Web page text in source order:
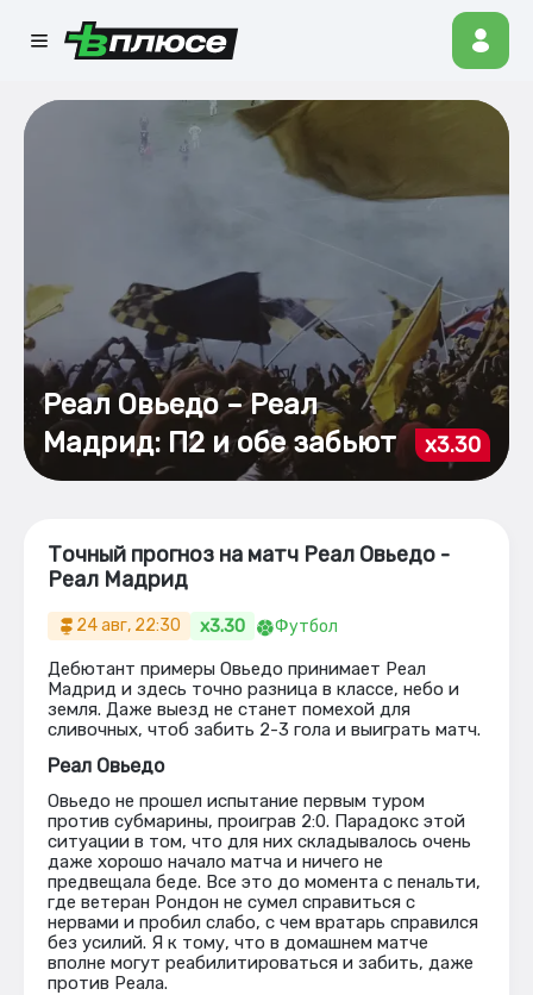
Реал Овьедо – Реал
Мадрид: П2 и обе забьют
x3.30
Точный прогноз на матч Реал Овьедо -
Реал Мадрид
24 авг, 22:30 x3.30 Футбол
Дебютант примеры Овьедо принимает Реал
Мадрид и здесь точно разница в классе, небо и
земля. Даже выезд не станет помехой для
сливочных, чтоб забить 2-3 гола и выиграть матч.
Реал Овьедо
Овьедо не прошел испытание первым туром
против субмарины, проиграв 2:0. Парадокс этой
ситуации в том, что для них складывалось очень
даже хорошо начало матча и ничего не
предвещала беде. Все это до момента с пенальти,
где ветеран Рондон не сумел справиться с
нервами и пробил слабо, с чем вратарь справился
без усилий. Я к тому, что в домашнем матче
вполне могут реабилитироваться и забить, даже
против Реала.